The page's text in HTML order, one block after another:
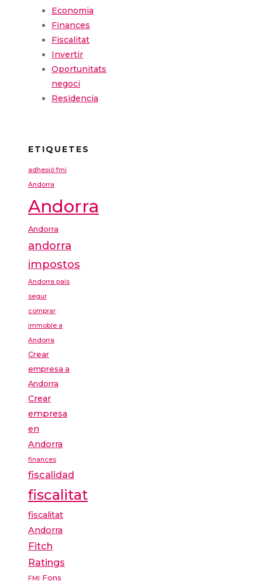
Economia
Finances
Fiscalitat
Invertir
Oportunitats
negoci
Residencia
ETIQUETES
adhesió fmi
Andorra
Andorra
Andorra
andorra
impostos
Andorra país
segur
comprar
immoble a
Andorra
Crear
empresa a
Andorra
Crear
empresa
en
Andorra
finances
fiscalidad
fiscalitat
fiscalitat
Andorra
Fitch
Ratings
FMI Fons